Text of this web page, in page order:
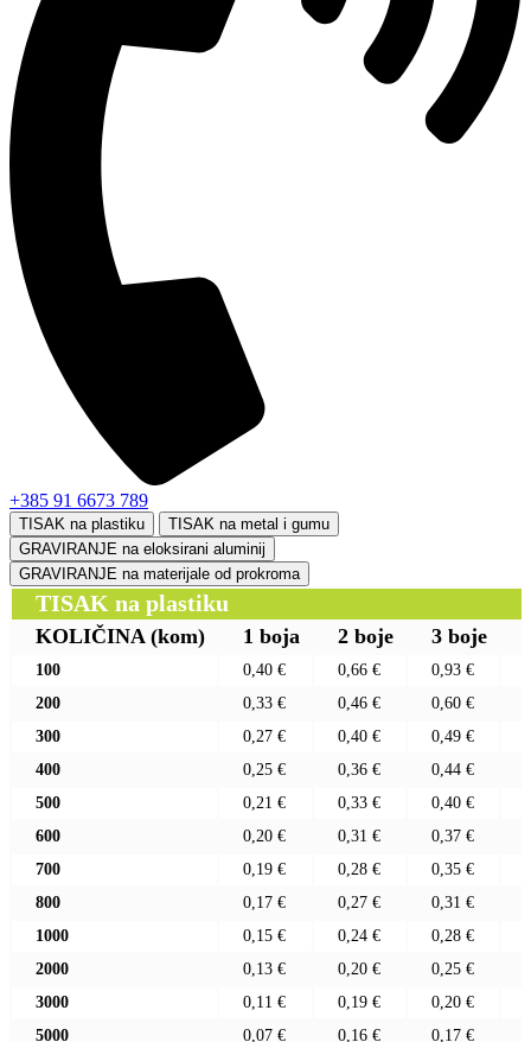
+385 91 6673 789
TISAK na plastiku
TISAK na metal i gumu
GRAVIRANJE na eloksirani aluminij
GRAVIRANJE na materijale od prokroma
TISAK na plastiku
KOLIČINA (kom) 1 boja 2 boje 3 boje
100 0,40 € 0,66 € 0,93 €
200
0,33 € 0,46 € 0,60 €
300
0,27 € 0,40 € 0,49 €
400
0,25 € 0,36 € 0,44 €
500
0,21 € 0,33 € 0,40 €
600
0,20 € 0,31 € 0,37 €
700
0,19 € 0,28 € 0,35 €
800
0,17 € 0,27 € 0,31 €
1000
0,15 € 0,24 € 0,28 €
2000
0,13 € 0,20 € 0,25 €
3000
0,11 € 0,19 € 0,20 €
5000
0,07 € 0,16 € 0,17 €